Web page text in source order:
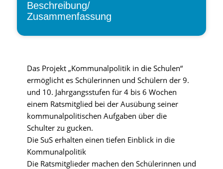
Beschreibung/
Zusammenfassung
Das Projekt „Kommunalpolitik in die Schulen“
ermöglicht es Schülerinnen und Schülern der 9.
und 10. Jahrgangsstufen für 4 bis 6 Wochen
einem Ratsmitglied bei der Ausübung seiner
kommunalpolitischen Aufgaben über die
Schulter zu gucken.
Die SuS erhalten einen tiefen Einblick in die
Kommunalpolitik
Die Ratsmitglieder machen den Schülerinnen und